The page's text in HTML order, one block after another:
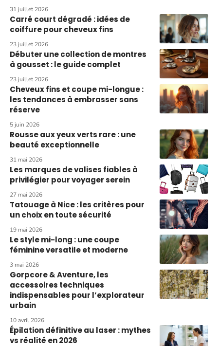
31 juillet 2026
Carré court dégradé : idées de
coiffure pour cheveux fins
23 juillet 2026
Débuter une collection de montres
à gousset : le guide complet
23 juillet 2026
Cheveux fins et coupe mi-longue :
les tendances à embrasser sans
réserve
5 juin 2026
Rousse aux yeux verts rare : une
beauté exceptionnelle
31 mai 2026
Les marques de valises fiables à
privilégier pour voyager serein
27 mai 2026
Tatouage à Nice : les critères pour
un choix en toute sécurité
19 mai 2026
Le style mi-long : une coupe
féminine versatile et moderne
3 mai 2026
Gorpcore & Aventure, les
accessoires techniques
indispensables pour l’explorateur
urbain
10 avril 2026
Épilation définitive au laser : mythes
vs réalité en 2026